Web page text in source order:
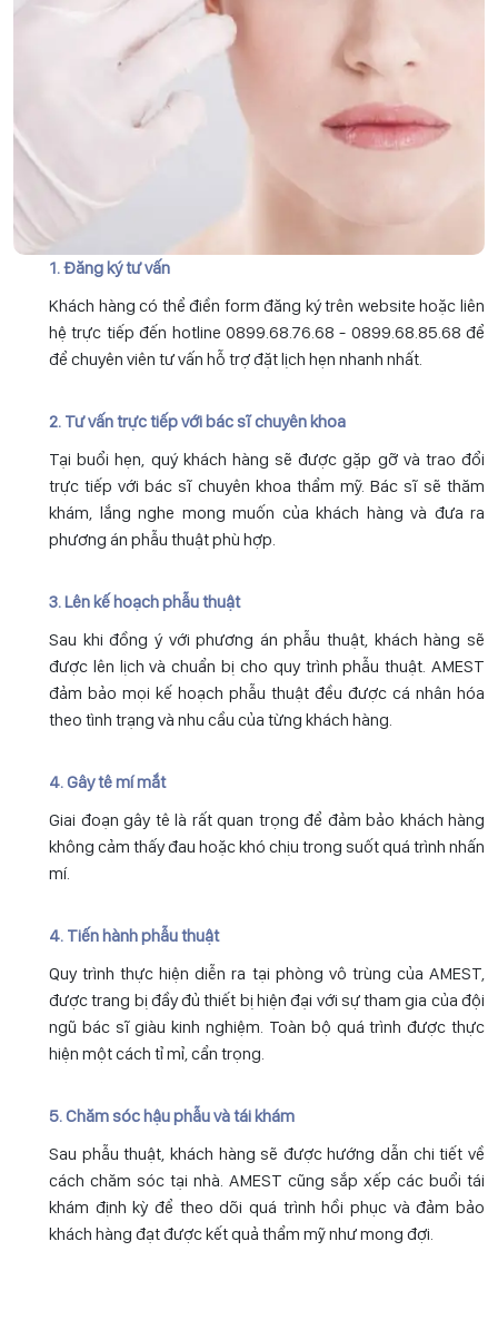
1. Đăng ký tư vấn
Khách hàng có thể điền form đăng ký trên website hoặc liên
hệ trực tiếp đến hotline 0899.68.76.68 - 0899.68.85.68 để
để chuyên viên tư vấn hỗ trợ đặt lịch hẹn nhanh nhất.
2. Tư vấn trực tiếp với bác sĩ chuyên khoa
Tại buổi hẹn, quý khách hàng sẽ được gặp gỡ và trao đổi
trực tiếp với bác sĩ chuyên khoa thẩm mỹ. Bác sĩ sẽ thăm
khám, lắng nghe mong muốn của khách hàng và đưa ra
phương án phẫu thuật phù hợp.
3. Lên kế hoạch phẫu thuật
Sau khi đồng ý với phương án phẫu thuật, khách hàng sẽ
được lên lịch và chuẩn bị cho quy trình phẫu thuật. AMEST
đảm bảo mọi kế hoạch phẫu thuật đều được cá nhân hóa
theo tình trạng và nhu cầu của từng khách hàng.
4. Gây tê mí mắt
Giai đoạn gây tê là rất quan trọng để đảm bảo khách hàng
không cảm thấy đau hoặc khó chịu trong suốt quá trình nhấn
mí.
4. Tiến hành phẫu thuật
Quy trình thực hiện diễn ra tại phòng vô trùng của AMEST,
được trang bị đầy đủ thiết bị hiện đại với sự tham gia của đội
ngũ bác sĩ giàu kinh nghiệm. Toàn bộ quá trình được thực
hiện một cách tỉ mỉ, cẩn trọng.
5. Chăm sóc hậu phẫu và tái khám
Sau phẫu thuật, khách hàng sẽ được hướng dẫn chi tiết về
cách chăm sóc tại nhà. AMEST cũng sắp xếp các buổi tái
khám định kỳ để theo dõi quá trình hồi phục và đảm bảo
khách hàng đạt được kết quả thẩm mỹ như mong đợi.